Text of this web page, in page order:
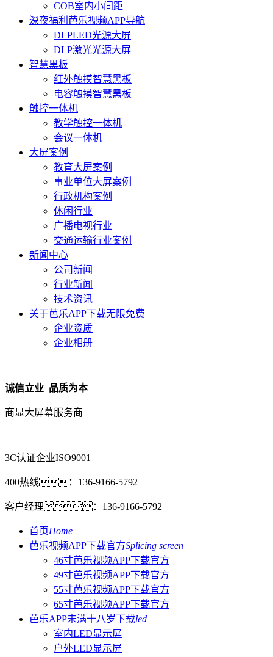
COB室内小间距
深夜福利芭乐视频APP导航
DLPLED光源大屏
DLP激光光源大屏
智慧黑板
红外触摸智慧黑板
电容触摸智慧黑板
触控一体机
教学触控一体机
会议一体机
大屏案例
教育大屏案例
事业单位大屏案例
行政机构案例
休闲行业
广播电视行业
交通运输行业案例
新闻中心
公司新闻
行业新闻
技术资讯
关于芭乐APP下载无限免费
企业资质
企业相册
诚信立业 品质为本
商显大屏幕服务商
3C认证企业ISO9001
400热线： 136-9166-5792
客户经理： 136-9166-5792
首页Home
芭乐视频APP下载官方Splicing screen
46寸芭乐视频APP下载官方
49寸芭乐视频APP下载官方
55寸芭乐视频APP下载官方
65寸芭乐视频APP下载官方
芭乐APP未满十八岁下载led
室内LED显示屏
户外LED显示屏